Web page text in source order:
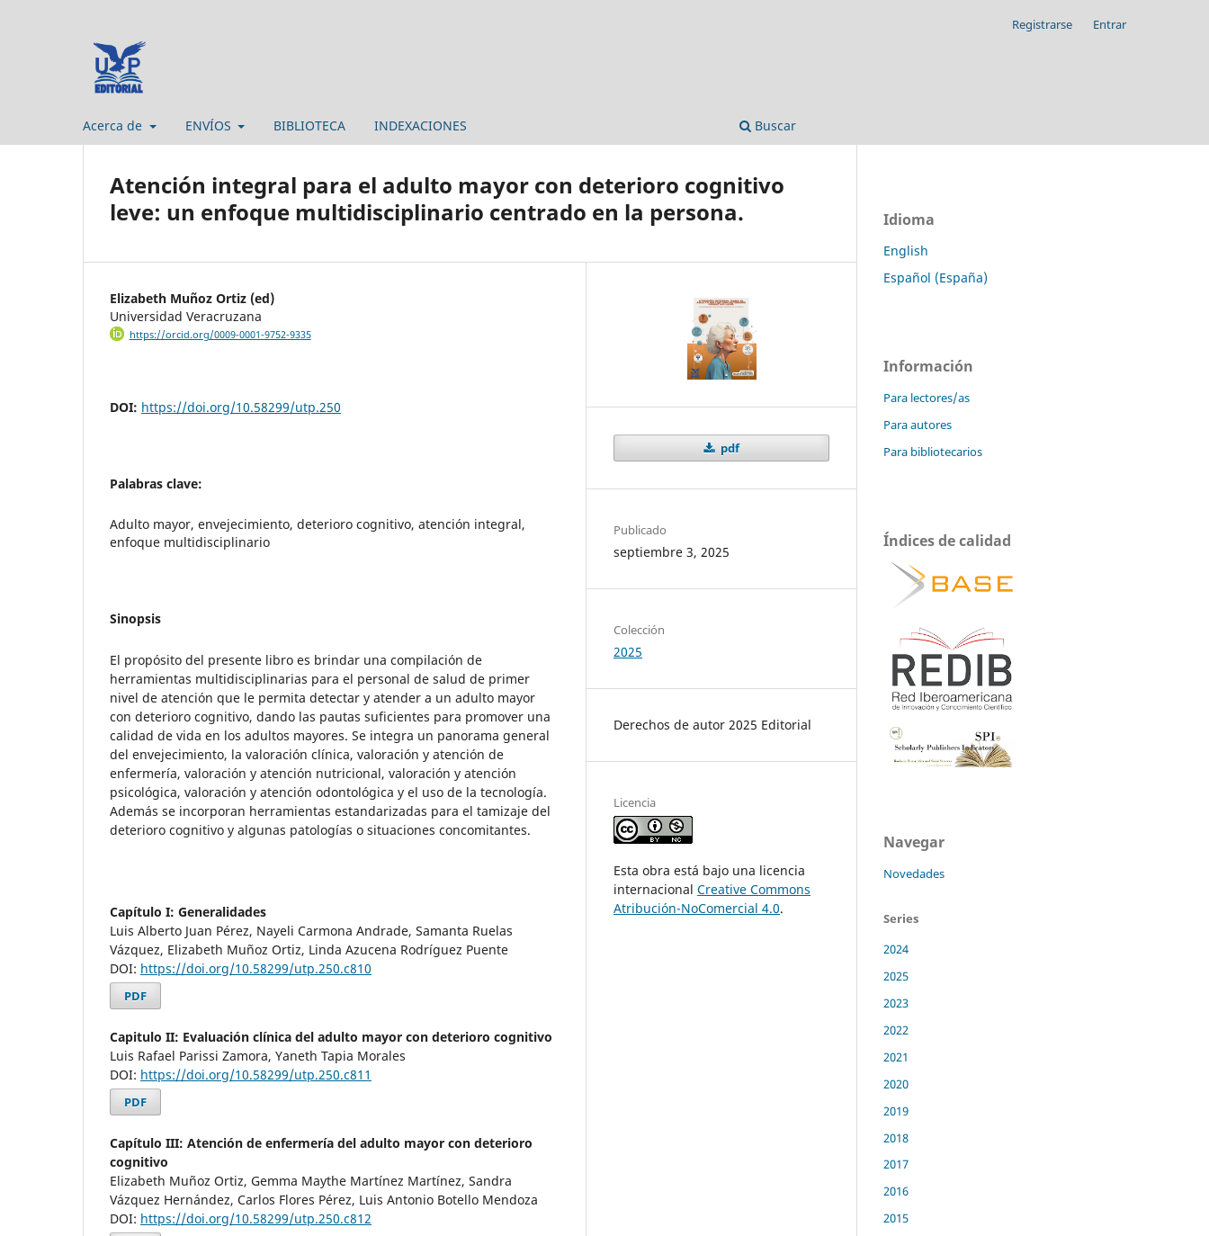
Acerca de ENVÍOS BIBLIOTECA INDEXACIONES Buscar
Registrarse Entrar
Atención integral para el adulto mayor con deterioro cognitivo
leve: un enfoque multidisciplinario centrado en la persona.
Elizabeth Muñoz Ortiz (ed)
Universidad Veracruzana
https://orcid.org/0009-0001-9752-9335
DOI: https://doi.org/10.58299/utp.250
Palabras clave:
Adulto mayor, envejecimiento, deterioro cognitivo, atención integral,
enfoque multidisciplinario
Sinopsis
El propósito del presente libro es brindar una compilación de
herramientas multidisciplinarias para el personal de salud de primer
nivel de atención que le permita detectar y atender a un adulto mayor
con deterioro cognitivo, dando las pautas suficientes para promover una
calidad de vida en los adultos mayores. Se integra un panorama general
del envejecimiento, la valoración clínica, valoración y atención de
enfermería, valoración y atención nutricional, valoración y atención
psicológica, valoración y atención odontológica y el uso de la tecnología.
Además se incorporan herramientas estandarizadas para el tamizaje del
deterioro cognitivo y algunas patologías o situaciones concomitantes.
Capítulo I: Generalidades
Luis Alberto Juan Pérez, Nayeli Carmona Andrade, Samanta Ruelas
Vázquez, Elizabeth Muñoz Ortiz, Linda Azucena Rodríguez Puente
DOI: https://doi.org/10.58299/utp.250.c810
PDF
Capitulo II: Evaluación clínica del adulto mayor con deterioro cognitivo
Luis Rafael Parissi Zamora, Yaneth Tapia Morales
DOI: https://doi.org/10.58299/utp.250.c811
PDF
Capítulo III: Atención de enfermería del adulto mayor con deterioro
cognitivo
Elizabeth Muñoz Ortiz, Gemma Maythe Martínez Martínez, Sandra
Vázquez Hernández, Carlos Flores Pérez, Luis Antonio Botello Mendoza
DOI: https://doi.org/10.58299/utp.250.c812
pdf
Publicado
septiembre 3, 2025
Colección
2025
Derechos de autor 2025 Editorial
Licencia
Esta obra está bajo una licencia
internacional Creative Commons
Atribución-NoComercial 4.0.
Idioma
English
Español (España)
Información
Para lectores/as
Para autores
Para bibliotecarios
Índices de calidad
Navegar
Novedades
Series
2024
2025
2023
2022
2021
2020
2019
2018
2017
2016
2015